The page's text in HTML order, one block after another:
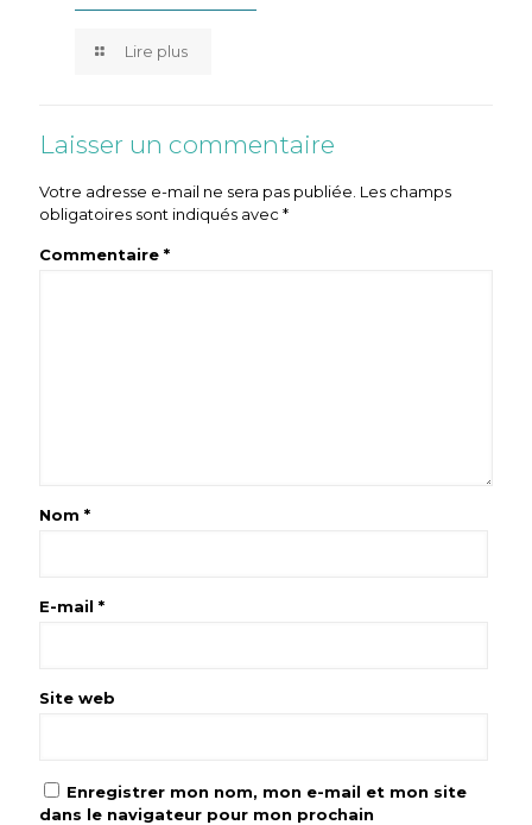
Lire plus
Laisser un commentaire
Votre adresse e-mail ne sera pas publiée. Les champs
obligatoires sont indiqués avec *
Commentaire *
Nom *
E-mail *
Site web
Enregistrer mon nom, mon e-mail et mon site
dans le navigateur pour mon prochain